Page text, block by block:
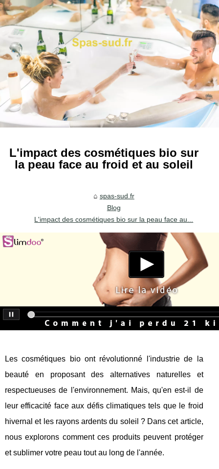
L'impact des cosmétiques bio sur
la peau face au froid et au soleil
spas-sud.fr
Blog
L'impact des cosmétiques bio sur la peau face au...
Les cosmétiques bio ont révolutionné l'industrie de la
beauté en proposant des alternatives naturelles et
respectueuses de l'environnement. Mais, qu'en est-il de
leur efficacité face aux défis climatiques tels que le froid
hivernal et les rayons ardents du soleil ? Dans cet article,
nous explorons comment ces produits peuvent protéger
et sublimer votre peau tout au long de l'année.